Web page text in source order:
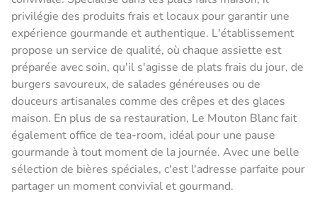
privilégie des produits frais et locaux pour garantir une
expérience gourmande et authentique. L'établissement
propose un service de qualité, où chaque assiette est
préparée avec soin, qu'il s'agisse de plats frais du jour, de
burgers savoureux, de salades généreuses ou de
douceurs artisanales comme des crêpes et des glaces
maison. En plus de sa restauration, Le Mouton Blanc fait
également office de tea-room, idéal pour une pause
gourmande à tout moment de la journée. Avec une belle
sélection de bières spéciales, c'est l'adresse parfaite pour
partager un moment convivial et gourmand.